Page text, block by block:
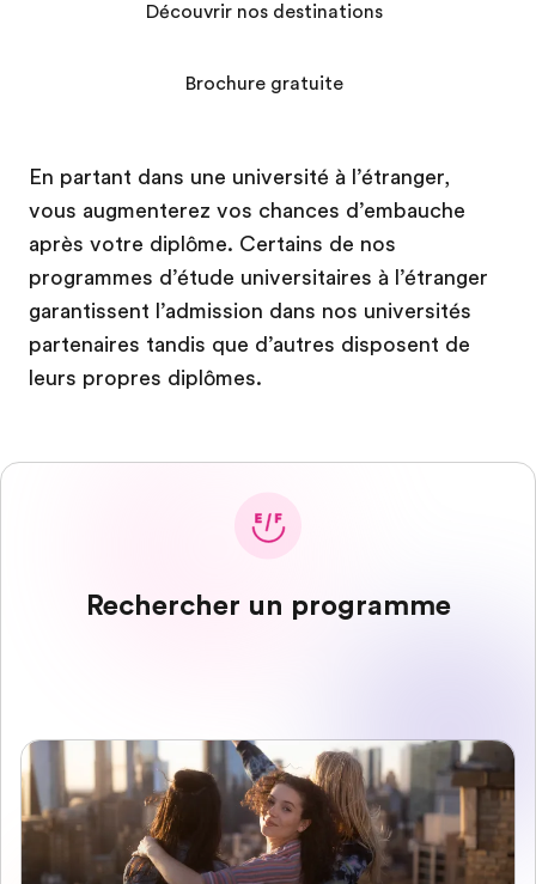
En partant dans une université à l’étranger,
vous augmenterez vos chances d’embauche
après votre diplôme. Certains de nos
programmes d’étude universitaires à l’étranger
garantissent l’admission dans nos universités
partenaires tandis que d’autres disposent de
leurs propres diplômes.
Découvrir nos destinations
Brochure gratuite
Rechercher un programme